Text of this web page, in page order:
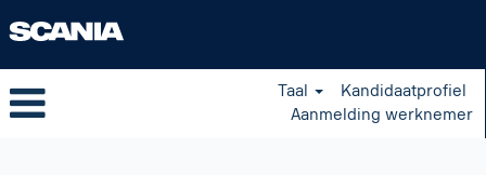
Taal
Kandidaatprofiel
Aanmelding werknemer